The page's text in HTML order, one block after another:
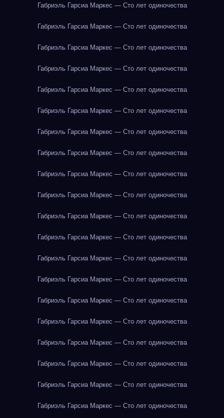
Габриэль Гарсиа Маркес — Сто лет одиночества
Габриэль Гарсиа Маркес — Сто лет одиночества
Габриэль Гарсиа Маркес — Сто лет одиночества
Габриэль Гарсиа Маркес — Сто лет одиночества
Габриэль Гарсиа Маркес — Сто лет одиночества
Габриэль Гарсиа Маркес — Сто лет одиночества
Габриэль Гарсиа Маркес — Сто лет одиночества
Габриэль Гарсиа Маркес — Сто лет одиночества
Габриэль Гарсиа Маркес — Сто лет одиночества
Габриэль Гарсиа Маркес — Сто лет одиночества
Габриэль Гарсиа Маркес — Сто лет одиночества
Габриэль Гарсиа Маркес — Сто лет одиночества
Габриэль Гарсиа Маркес — Сто лет одиночества
Габриэль Гарсиа Маркес — Сто лет одиночества
Габриэль Гарсиа Маркес — Сто лет одиночества
Габриэль Гарсиа Маркес — Сто лет одиночества
Габриэль Гарсиа Маркес — Сто лет одиночества
Габриэль Гарсиа Маркес — Сто лет одиночества
Габриэль Гарсиа Маркес — Сто лет одиночества
Габриэль Гарсиа Маркес — Сто лет одиночества